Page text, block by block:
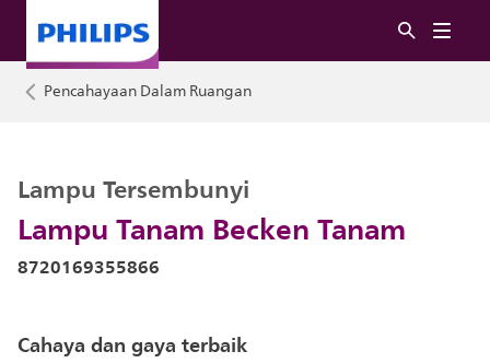
Pencahayaan Dalam Ruangan
Lampu Tanam Becken Tanam
Lampu Tersembunyi
8720169355866
Cahaya dan gaya terbaik